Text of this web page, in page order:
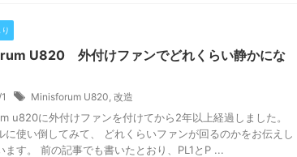
U820 外付けファンでどれくらい静かにな
Minisforum U820 改造
u820に外付けファンを付けてから2年以上経過しました。
に使い倒してみて、 どれくらいファンが回るのかをお伝えし
ます。 前の記事でも書いたとおり、PL1とP ...